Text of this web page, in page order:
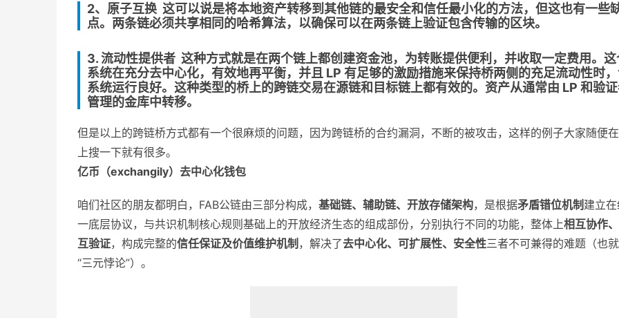
2、原子互换 这可以说是将本地资产转移到其他链的最安全和信任最小化的方法，但这也有一些
点。两条链必须共享相同的哈希算法，以确保可以在两条链上验证包含传输的区块。
3. 流动性提供者 这种方式就是在两个链上都创建资金池，为转账提供便利，并收取一定费用。这
系统在充分去中心化，有效地再平衡，并且 LP 有足够的激励措施来保持桥两侧的充足流动性时
系统运行良好。这种类型的桥上的跨链交易在源链和目标链上都有效的。资产从通常由 LP 和验
管理的金库中转移。
但是以上的跨链桥方式都有一个很麻烦的问题，因为跨链桥的合约漏洞，不断的被攻击，这样的例子大家随便
上搜一下就有很多。
亿币（exchangily）去中心化钱包
咱们社区的朋友都明白，FAB公链由三部分构成， 基础链、辅助链、开放存储架构，是根据矛盾错位机制 建立
一底层协议，与共识机制核心规则基础上的开放经济生态的组成部份，分别执行不同的功能，整体上相互协作
互验证，构成完整的信任保证及价值维护机制 ，解决了去中心化、可扩展性、安全性三者不可兼得的难题（也
“三元悖论”）。